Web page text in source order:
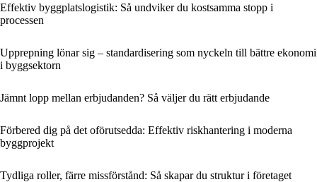
Effektiv byggplatslogistik: Så undviker du kostsamma stopp i
processen
Upprepning lönar sig – standardisering som nyckeln till bättre ekonomi
i byggsektorn
Jämnt lopp mellan erbjudanden? Så väljer du rätt erbjudande
Förbered dig på det oförutsedda: Effektiv riskhantering i moderna
byggprojekt
Tydliga roller, färre missförstånd: Så skapar du struktur i företaget